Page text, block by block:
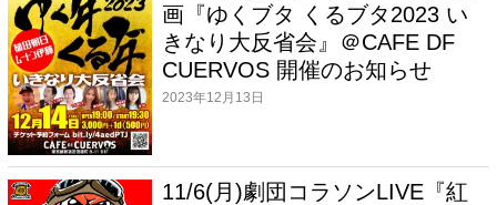
画『ゆくブタ くるブタ2023 い
きなり大反省会』＠CAFE DF
CUERVOS 開催のお知らせ
2023年12月13日
11/6(月)劇団コラソンLIVE『紅